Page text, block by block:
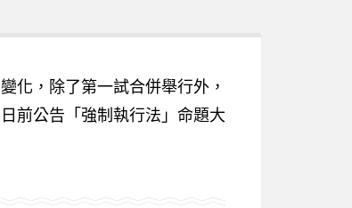
化，除了第一試合併舉行外，
前公告「強制執行法」命題大